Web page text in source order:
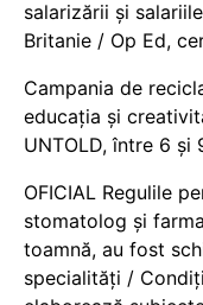
salarizării și
Britanie / Op Ed,
Campania de
educația și
UNTOLD, între 6 și
OFICIAL Regulile
stomatolog și
toamnă, au fost
specialități /